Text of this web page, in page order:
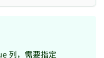
列，需要指定